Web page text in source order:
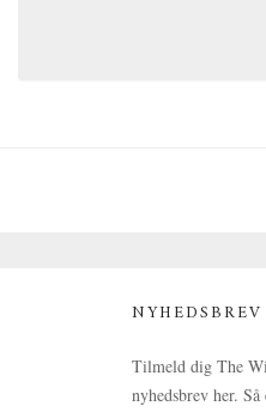
NYHEDSBREV
Tilmeld dig The
nyhedsbrev her.